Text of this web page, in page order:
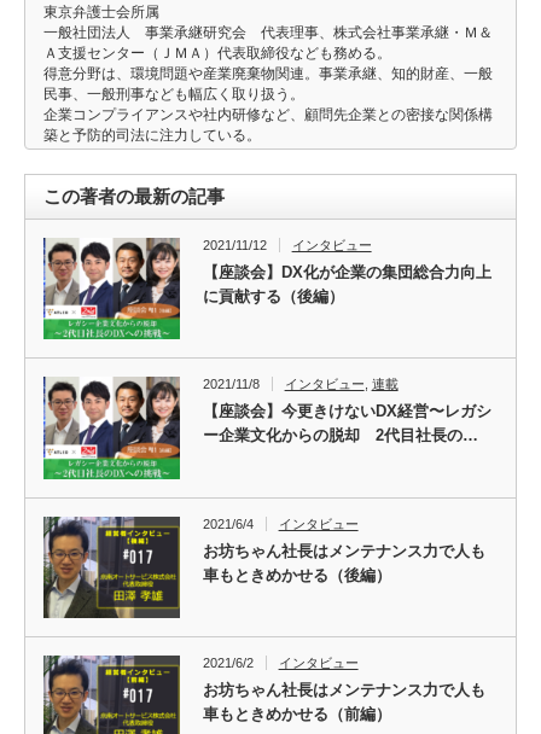
東京弁護士会所属
一般社団法人 事業承継研究会 代表理事、株式会社事業承継・Ｍ＆
Ａ支援センター（ＪＭＡ）代表取締役なども務める。
得意分野は、環境問題や産業廃棄物関連。事業承継、知的財産、一般
民事、一般刑事なども幅広く取り扱う。
企業コンプライアンスや社内研修など、顧問先企業との密接な関係構
築と予防的司法に注力している。
この著者の最新の記事
2021/11/12 インタビュー
【座談会】DX化が企業の集団総合力向上
に貢献する（後編）
2021/11/8 インタビュー 連載
【座談会】今更きけないDX経営〜レガシ
ー企業文化からの脱却 2代目社長の…
2021/6/4 インタビュー
お坊ちゃん社長はメンテナンス力で人も
車もときめかせる（後編）
2021/6/2 インタビュー
お坊ちゃん社長はメンテナンス力で人も
車もときめかせる（前編）